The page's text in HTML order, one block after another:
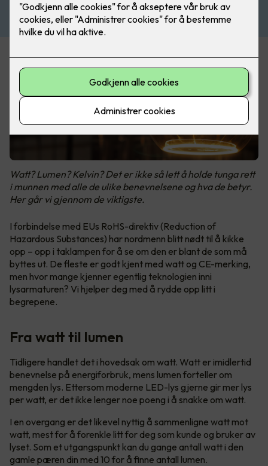
Watt? Lumen? Kelvin? Det er ikke så lett å holde tunga rett
i munnen med alle de ulike benevnelsene og hva de betyr.
Her går vi gjennom de viktigste.
I forbindelse med EUs RoHS-direktiv (Reduction of
Hazardous Substances) har nordmenn blitt nødt til å kikke
opp – opp i taklampen for å se om den er blant de som må
byttes ut. De fleste er godt kjent med watt og CE-merking,
men hvor mange kjenner egentlig teknologien inni
lysarmaturen? Vi hjelper deg med å rydde opp litt i
begrepene.
Fra watt til lumen
Tidligere handlet det i hovedsak om watt. Watt er imidlertid
benevnelse på energiforbruk, mens lumen forteller om
mengden lys. Ettersom moderne LED-lys gjerne gir mer lys
per watt, er det ikke lenger noe poeng i å snakke om watt.
I en overgang er det likevel nyttig å sammenligne watt mot
watt, mest for å forenkle litt for deg som kunde og bruker av
lyset. Som et utgangspunkt kan du gange antall watt i den
gamle pæren din med 10 for å finne antall lumen.